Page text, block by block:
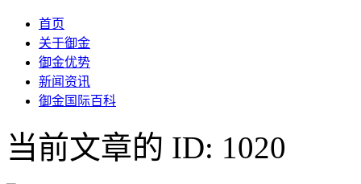
首页
关于御金
御金优势
新闻资讯
御金国际百科
当前文章的 ID: 1020